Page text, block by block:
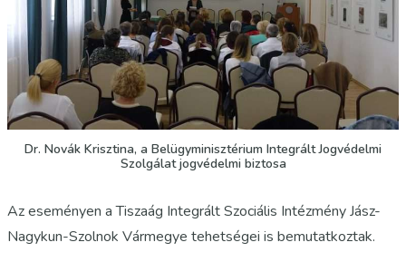
Dr. Novák Krisztina, a Belügyminisztérium Integrált Jogvédelmi
Szolgálat jogvédelmi biztosa
Az eseményen a Tiszaág Integrált Szociális Intézmény Jász-
Nagykun-Szolnok Vármegye tehetségei is bemutatkoztak.